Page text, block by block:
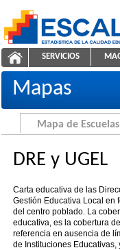
ESCALE - Unidad
Carta educativa de DRE
NAVEGACIÓN
SERVICIOS
Mapas
Mapa de Escuelas
DRE y UGEL
Carta educativa de las
Gestión Educativa Local en
del centro poblado. La
educativa, es la cobertura
referencia en ausencia de
de Instituciones